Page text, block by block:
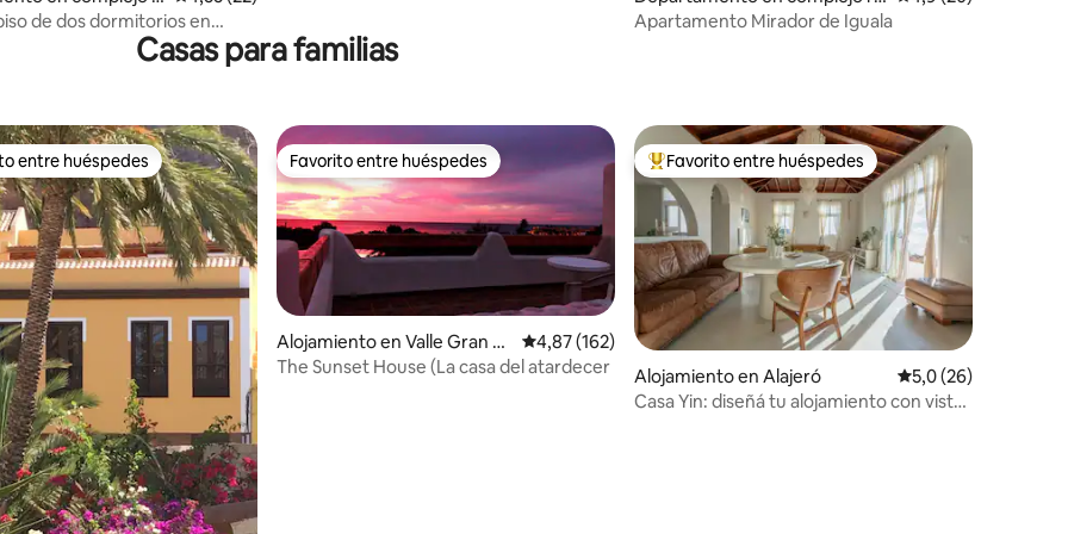
Valle Gran Rey
de dos dormitorios en
sidencial en Valle Gran Rey
Apartamento Mirador de Iguala
Casas para familias
los huéspedes más destacados
entre huéspedes Favorito entre huéspedes
Favorito entre huéspedes
Alojamiento en Valle Gran R
ey
Calificación promedio: 4,87 de 5. 162 evaluaciones
4,87 (162)
The Sunset House (La casa del atardecer
Favorito entre los huéspedes más destacados
Favorito entre huéspedes
Alojamiento en Alajeró Calificación
5,0 (26)
Casa Yin: diseñá tu alojamiento con vista